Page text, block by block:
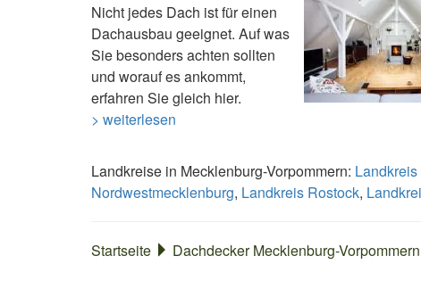
Nicht jedes Dach ist für einen
Dachausbau geeignet. Auf was
Sie besonders achten sollten
und worauf es ankommt,
erfahren Sie gleich hier.
> weiterlesen
Landkreise in Mecklenburg-Vorpommern:
Nordwestmecklenburg, Landkreis Rostock,
Startseite Dachdecker Mecklenburg-Vorpommern